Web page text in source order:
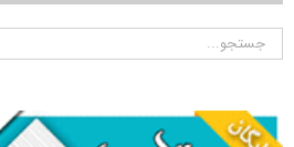
جستجو